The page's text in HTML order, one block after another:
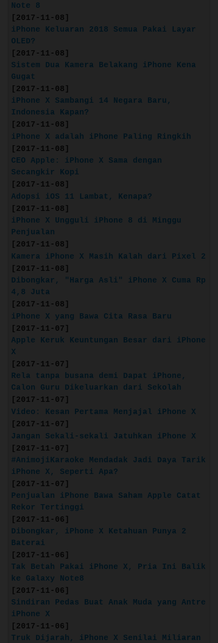
Source: apple.com
Layar Retina HD 4,7 inci dengan True
Tone
Desain kaca seutuhnya dan aluminium,
tahan air dan debu
Kamera 12 MP dengan video 4K pada
kecepatan hingga 60 fps
Kamera FaceTime HD 7 MP dengan Retina
Flash untuk foto selfie yang
mengagumkan
Touch ID untuk autentikasi aman
A11 Bionic, chip yang paling andal
dan cerdas di ponsel pintar
Pengisian daya nirkabel (berfungsi
dengan pengisi daya bersertifikat
Qi3)
Source: apple.com/id
RAM: 2 GB
Battery: 1821 mAh
Quote:
:: iPhone 7 Plus ::
(Release: Sep. 16, 2016)
Note 8
[2017-11-08]
iPhone Keluaran 2018 Semua Pakai Layar
OLED?
[2017-11-08]
Sistem Dua Kamera Belakang iPhone Kena
Gugat
[2017-11-08]
iPhone X Sambangi 14 Negara Baru,
Indonesia Kapan?
[2017-11-08]
iPhone X adalah iPhone Paling Ringkih
[2017-11-08]
CEO Apple: iPhone X Sama dengan
Secangkir Kopi
[2017-11-08]
Adopsi iOS 11 Lambat, Kenapa?
[2017-11-08]
iPhone X Ungguli iPhone 8 di Minggu
Penjualan
[2017-11-08]
Kamera iPhone X Masih Kalah dari Pixel 2
[2017-11-08]
Dibongkar, "Harga Asli" iPhone X Cuma Rp
4,8 Juta
[2017-11-08]
iPhone X yang Bawa Cita Rasa Baru
[2017-11-07]
Apple Keruk Keuntungan Besar dari iPhone
X
[2017-11-07]
Rela tanpa busana demi Dapat iPhone,
Calon Guru Dikeluarkan dari Sekolah
[2017-11-07]
Video: Kesan Pertama Menjajal iPhone X
[2017-11-07]
Jangan Sekali-sekali Jatuhkan iPhone X
[2017-11-07]
#AnimojiKaraoke Mendadak Jadi Daya Tarik
iPhone X, Seperti Apa?
[2017-11-07]
Penjualan iPhone Bawa Saham Apple Catat
Rekor Tertinggi
[2017-11-06]
Dibongkar, iPhone X Ketahuan Punya 2
Baterai
[2017-11-06]
Tak Betah Pakai iPhone X, Pria Ini Balik
ke Galaxy Note8
[2017-11-06]
Sindiran Pedas Buat Anak Muda yang Antre
iPhone X
[2017-11-06]
Truk Dijarah, iPhone X Senilai Miliaran